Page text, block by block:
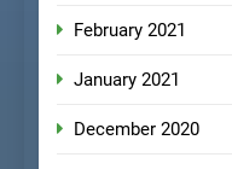
February 2021
January 2021
December 2020